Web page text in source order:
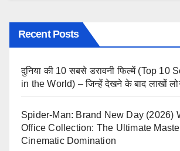
Recent Posts
दुनिया की 10 सबसे डरावनी फिल्में (Top 10
in the World) – जिन्हें देखने के बाद लाखों
Spider-Man: Brand New Day (2026)
Office Collection: The Ultimate
Cinematic Domination